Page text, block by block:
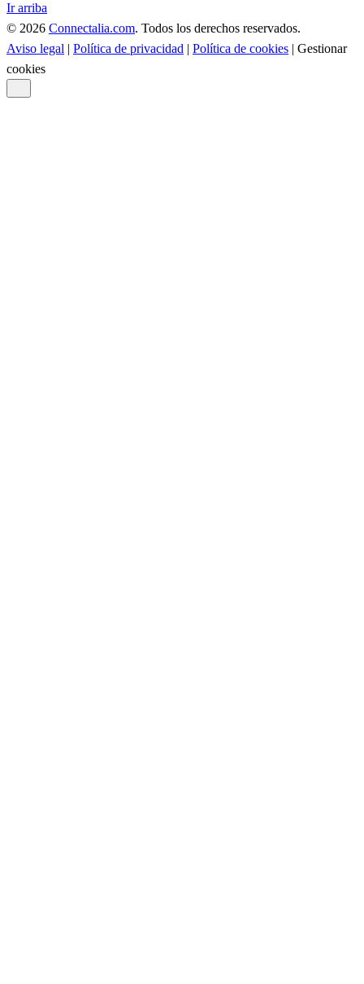
Ir arriba
© 2026 Connectalia.com. Todos los derechos reservados.
Aviso legal | Política de privacidad | Política de cookies | Gestionar
cookies